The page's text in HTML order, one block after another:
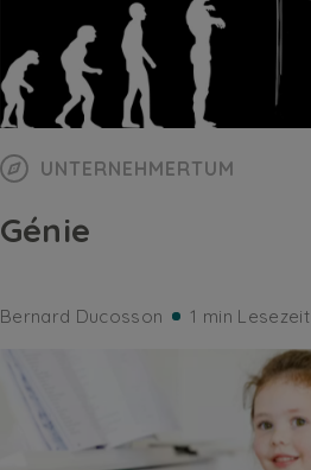
UNTERNEHMERTUM
Génie
Bernard Ducosson 1 min Lesezeit